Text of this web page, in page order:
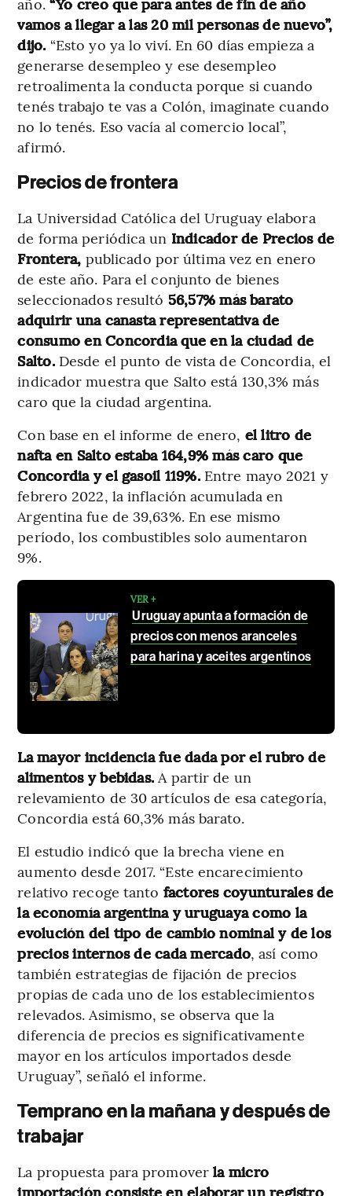
vamos a llegar a las 20 mil personas de nuevo”,
dijo. “Esto yo ya lo viví. En 60 días empieza a
generarse desempleo y ese desempleo
retroalimenta la conducta porque si cuando
tenés trabajo te vas a Colón, imaginate cuando
no lo tenés. Eso vacía al comercio local”,
afirmó.
Precios de frontera
La Universidad Católica del Uruguay elabora
de forma periódica un Indicador de Precios de
Frontera, publicado por última vez en enero
de este año. Para el conjunto de bienes
seleccionados resultó 56,57% más barato
adquirir una canasta representativa de
consumo en Concordia que en la ciudad de
Salto. Desde el punto de vista de Concordia, el
indicador muestra que Salto está 130,3% más
caro que la ciudad argentina.
Con base en el informe de enero, el litro de
nafta en Salto estaba 164,9% más caro que
Concordia y el gasoil 119%.Entre mayo 2021 y
febrero 2022, la inflación acumulada en
Argentina fue de 39,63%. En ese mismo
período, los combustibles solo aumentaron
9%.
VER +
Uruguay apunta a formación de
precios con menos aranceles
para harina y aceites argentinos
La mayor incidencia fue dada por el rubro de
alimentos y bebidas.A partir de un
relevamiento de 30 artículos de esa categoría,
Concordia está 60,3% más barato.
El estudio indicó que la brecha viene en
aumento desde 2017. “Este encarecimiento
relativo recoge tanto factores coyunturales de
la economía argentina y uruguaya como la
evolución del tipo de cambio nominal y de los
precios internos de cada mercado, así como
también estrategias de fijación de precios
propias de cada uno de los establecimientos
relevados. Asimismo, se observa que la
diferencia de precios es significativamente
mayor en los artículos importados desde
Uruguay”, señaló el informe.
Temprano en la mañana y después de
trabajar
La propuesta para promoverla micro
importación consiste en elaborar un registro